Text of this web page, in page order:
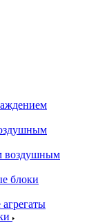
воздушным
блоки